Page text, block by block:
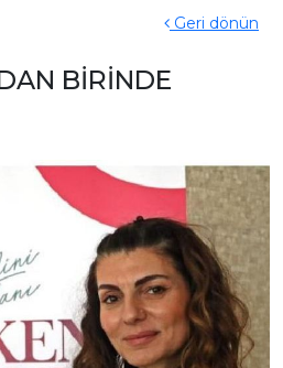
Geri dönün
BİRİNDE